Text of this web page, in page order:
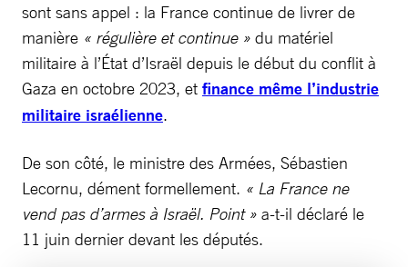
sont sans appel : la France continue de livrer de
manière « régulière et continue » du matériel
militaire à l’État d’Israël depuis le début du conflit à
Gaza en octobre 2023, et finance même l’industrie
militaire israélienne.
De son côté, le ministre des Armées, Sébastien
Lecornu, dément formellement. « La France ne
vend pas d’armes à Israël. Point » a-t-il déclaré le
11 juin dernier devant les députés.